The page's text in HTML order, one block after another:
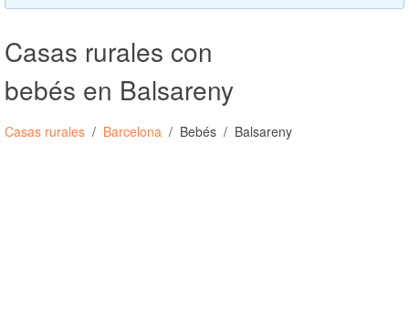
Casas rurales con
bebés en Balsareny
Casas rurales Barcelona Bebés Balsareny